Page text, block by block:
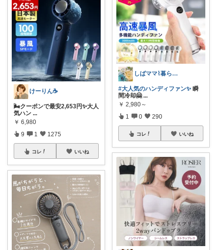
けーりん☕️
🌬️クーポンで最安2,653円✨大人
気ハン ...
￥ 6,980
9 1 1275
コレ いいね
しばママ⌇暮らしと子育て
#大人気のハンディファン✨ 瞬
間冷却🤗...
￥ 2,980～
1 0 290
コレ いいね